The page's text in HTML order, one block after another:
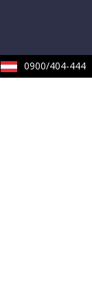
0900/404-444